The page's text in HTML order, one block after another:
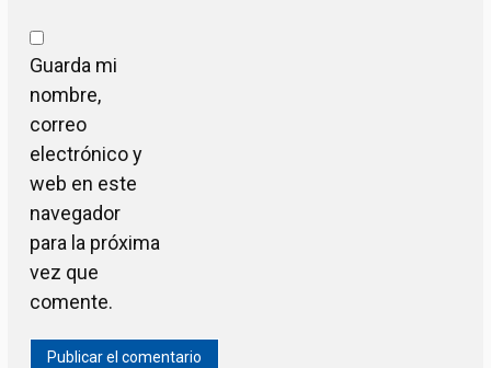
Guarda mi
nombre,
correo
electrónico y
web en este
navegador
para la próxima
vez que
comente.